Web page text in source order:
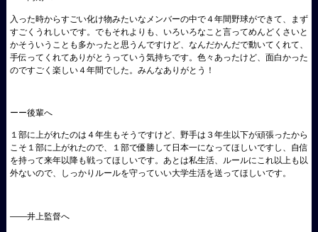
入った時からすごい化け物みたいなメンバーの中で４年間野球ができて、まず
すごくうれしいです。でもそれよりも、いろいろなこと言ってめんどくさいと
かそういうことも多かったと思うんですけど、なんだかんだで動いてくれて、
手伝ってくれてありがとうっていう気持ちです。色々あったけど、面白かった
のですごく楽しい４年間でした。みんなありがとう！
ーー後輩へ
１部に上がれたのは４年生もそうですけど、野手は３年生以下が頑張ったから
こそ１部に上がれたので、１部で優勝して日本一になってほしいですし、自信
を持って来年以降も戦ってほしいです。あとは私生活、ルールにこれ以上も以
外ないので、しっかりルールを守っていい大学生活を送ってほしいです。
――井上監督へ